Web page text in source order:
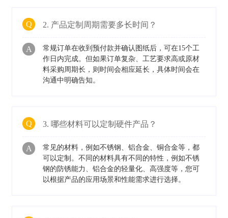
Q 2. 产品定制周期需要多长时间？
A
常规订单在收到预付款并确认图纸后，可在15个工
作日内完成。但如果订单复杂、工艺要求高或原材
料采购周期长，则时间会相应延长，具体时间会在
沟通中明确告知。
Q 3. 哪些材料可以定制硬件产品？
A
常见的材料，例如不锈钢、铝合金、铜合金等，都
可以定制。不同的材料具有不同的特性，例如不锈
钢的防锈能力、铝合金的轻量化、高强度等，您可
以根据产品的应用场景和性能需求进行选择。